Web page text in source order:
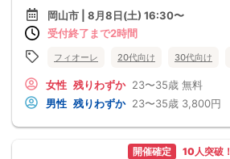
岡山市 | 8月8日(土) 16:30〜
受付終了まで2時間
フィオーレ 20代向け 30代向け
女性 残りわずか 23〜35歳 無料
男性 残りわずか 23〜35歳 3,800円
開催確定 10人突破！